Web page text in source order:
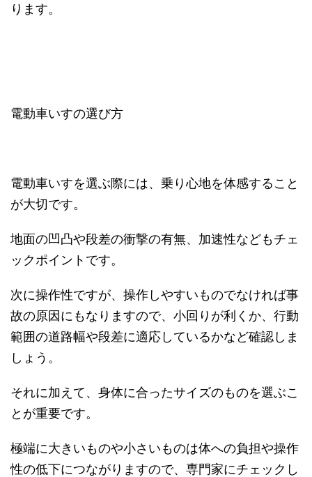
ります。
電動車いすの選び方
電動車いすを選ぶ際には、乗り心地を体感すること
が大切です。
地面の凹凸や段差の衝撃の有無、加速性などもチェ
ックポイントです。
次に操作性ですが、操作しやすいものでなければ事
故の原因にもなりますので、小回りが利くか、行動
範囲の道路幅や段差に適応しているかなど確認しま
しょう。
それに加えて、身体に合ったサイズのものを選ぶこ
とが重要です。
極端に大きいものや小さいものは体への負担や操作
性の低下につながりますので、専門家にチェックし